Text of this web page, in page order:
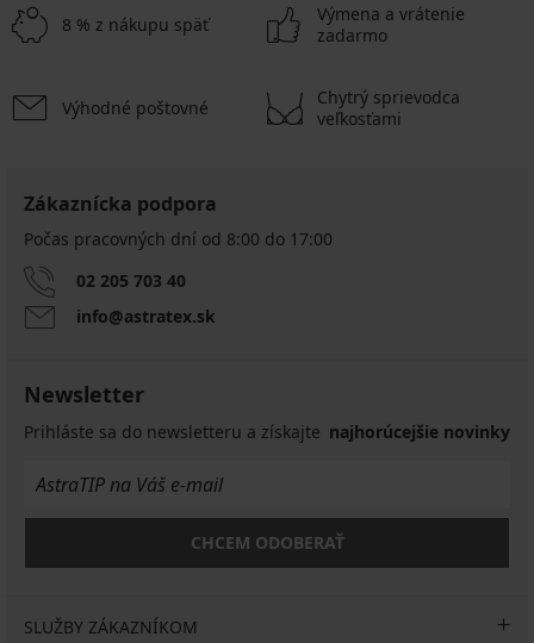
-30%
Horný
diel
plaviek
Gold
Big
54,59
8 % z nákupu späť
Výmena a vrátenie
zadarmo
Výhodné poštovné
Chytrý sprievodca
veľkosťami
Zákaznícka podpora
Počas pracovných dní od 8:00 do 17:00
02 205 703 40
info@astratex.sk
Newsletter
Prihláste sa do newsletteru a získajte najhorúcejšie novinky
CHCEM ODOBERAŤ
SLUŽBY ZÁKAZNÍKOM